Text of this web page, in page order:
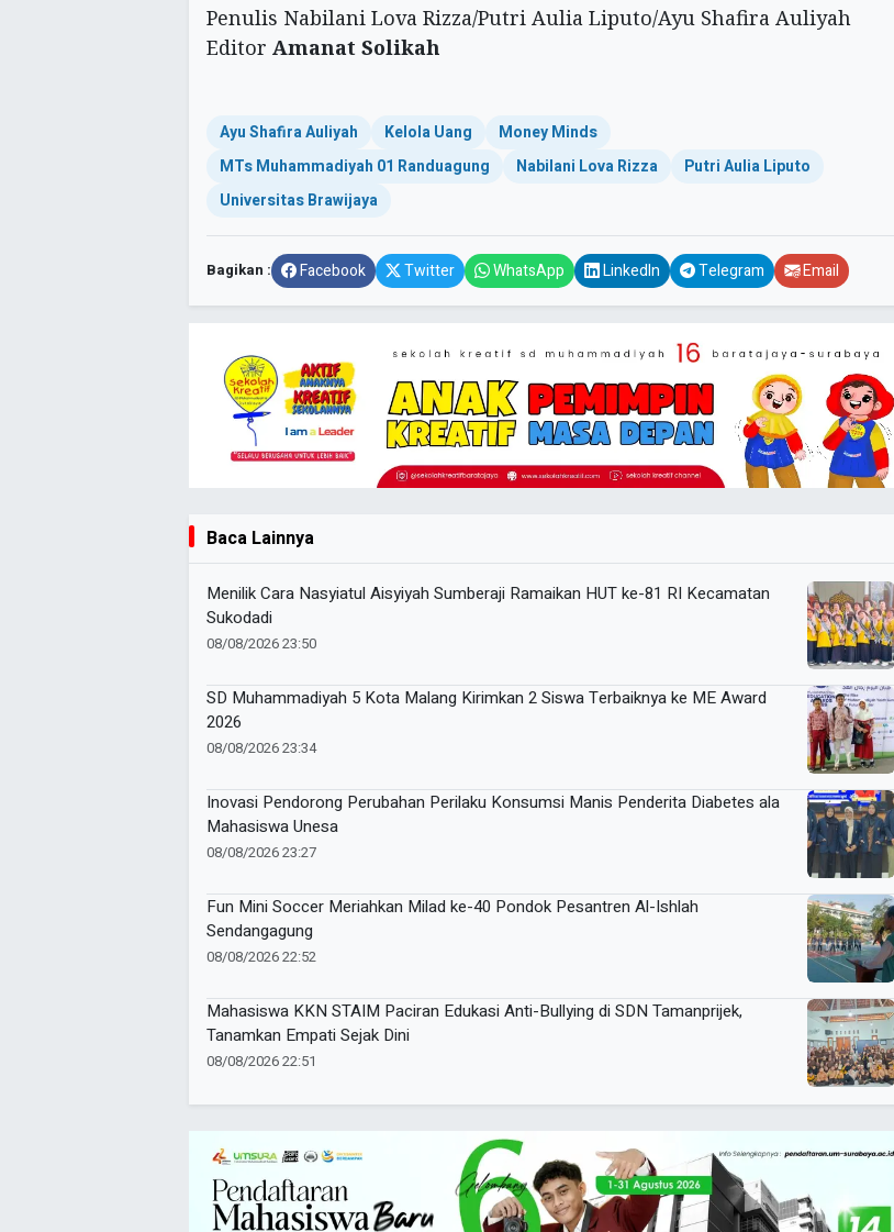
Penulis Nabilani Lova Rizza/Putri Aulia Liputo/Ayu Shafira Auliyah
Editor Amanat Solikah
Ayu Shafira Auliyah Kelola Uang
Money Minds
MTs Muhammadiyah 01 Randuagung
Nabilani Lova Rizza
Putri Aulia Liputo
Universitas Brawijaya
Bagikan : Facebook Twitter WhatsApp LinkedIn Telegram Email
Baca Lainnya
Menilik Cara Nasyiatul Aisyiyah Sumberaji Ramaikan HUT ke-81 RI Kecamatan
Sukodadi
08/08/2026 23:50
SD Muhammadiyah 5 Kota Malang Kirimkan 2 Siswa Terbaiknya ke ME Award
2026
08/08/2026 23:34
Inovasi Pendorong Perubahan Perilaku Konsumsi Manis Penderita Diabetes ala
Mahasiswa Unesa
08/08/2026 23:27
Fun Mini Soccer Meriahkan Milad ke-40 Pondok Pesantren Al-Ishlah
Sendangagung
08/08/2026 22:52
Mahasiswa KKN STAIM Paciran Edukasi Anti-Bullying di SDN Tamanprijek,
Tanamkan Empati Sejak Dini
08/08/2026 22:51